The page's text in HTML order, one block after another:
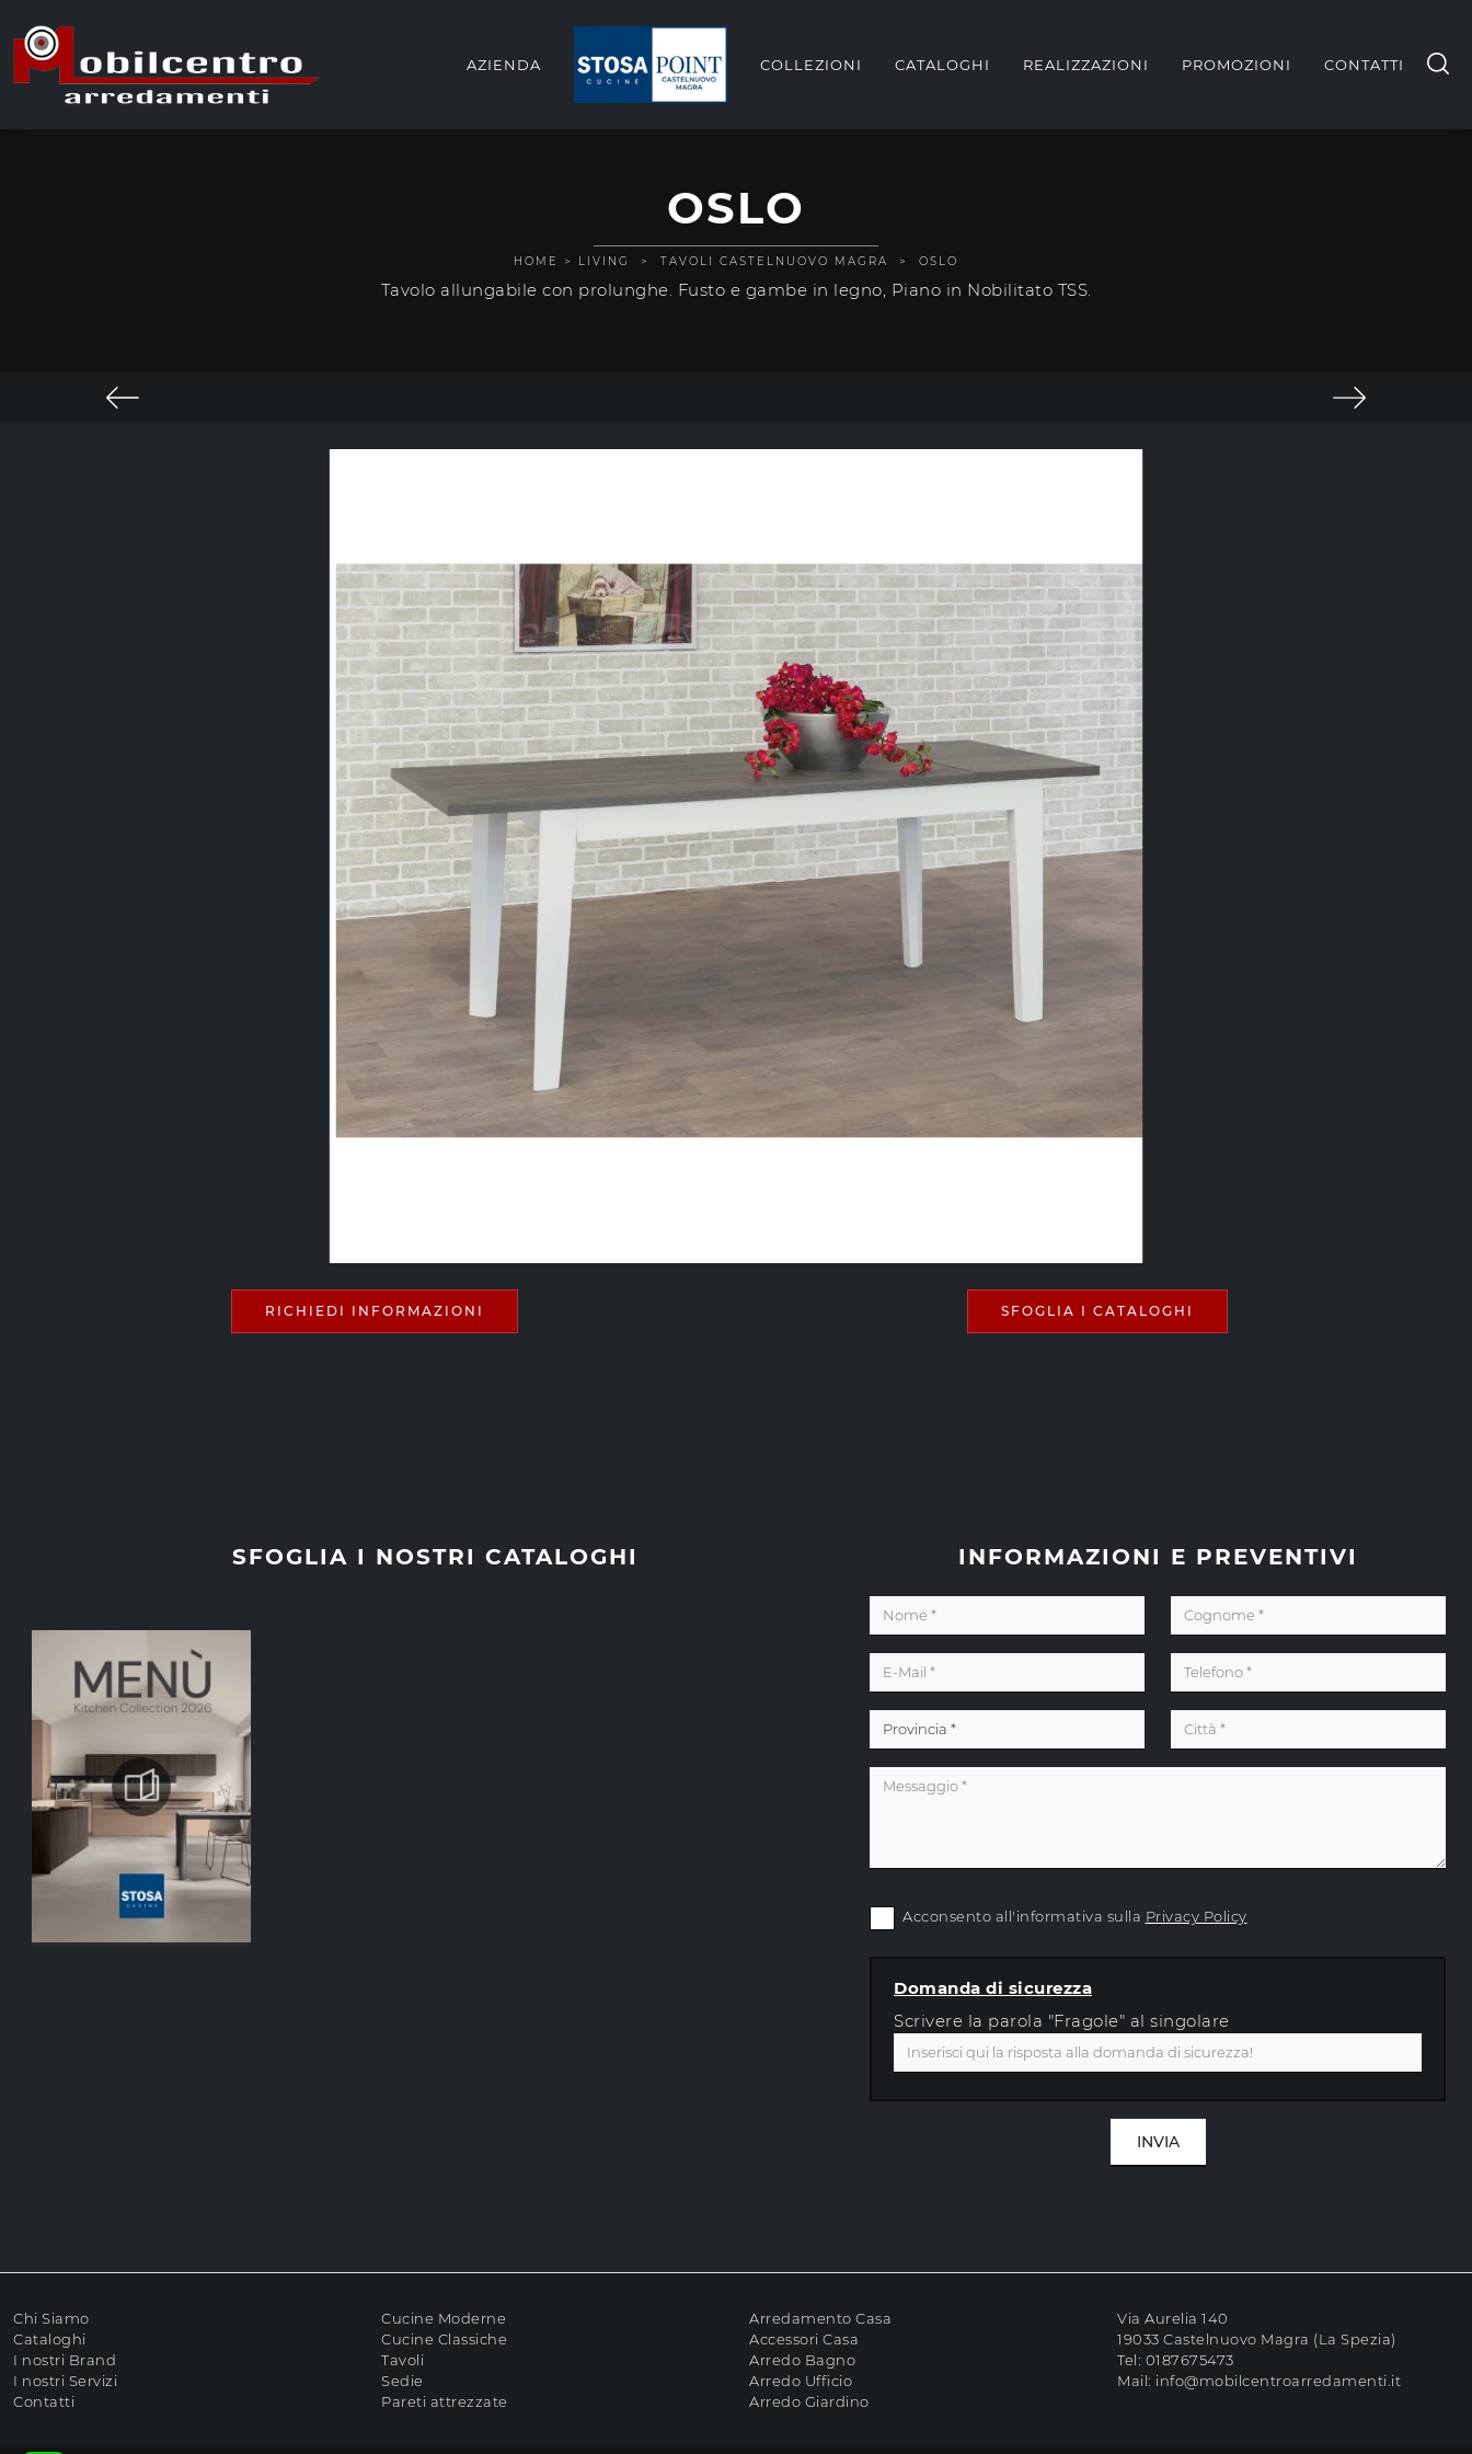
AZIENDA COLLEZIONI CATALOGHI REALIZZAZIONI PROMOZIONI CONTATTI
OSLO
HOME > LIVING > TAVOLI CASTELNUOVO MAGRA > OSLO
Tavolo allungabile con prolunghe. Fusto e gambe in legno, Piano in Nobilitato TSS.
RICHIEDI INFORMAZIONI SFOGLIA I CATALOGHI
SFOGLIA I NOSTRI CATALOGHI INFORMAZIONI E PREVENTIVI
Acconsento all'informativa sulla Privacy Policy
Domanda di sicurezza
Scrivere la parola "Fragole" al singolare
INVIA
Chi Siamo
Cataloghi
I nostri Brand
I nostri Servizi
Contatti
Cucine Moderne
Cucine Classiche
Tavoli
Sedie
Pareti attrezzate
Arredamento Casa
Accessori Casa
Arredo Bagno
Arredo Ufficio
Arredo Giardino
Via Aurelia 140
19033 Castelnuovo Magra (La Spezia)
Tel: 0187675473
Mail: info@mobilcentroarredamenti.it